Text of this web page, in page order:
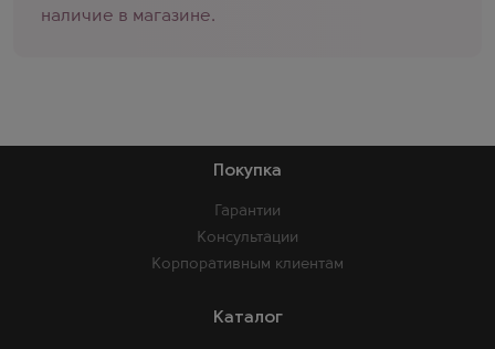
наличие в магазине.
Покупка
Гарантии
Консультации
Корпоративным клиентам
Каталог